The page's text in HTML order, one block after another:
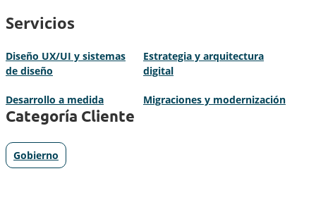
Servicios
Diseño UX/UI y sistemas
de diseño
Estrategia y arquitectura
digital
Desarrollo a medida Migraciones y modernización
Categoría Cliente
Gobierno